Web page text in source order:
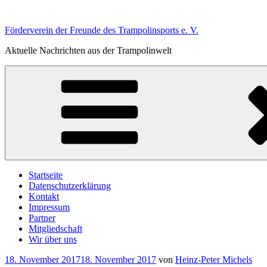
springen
Förderverein der Freunde des Trampolinsports e. V.
Aktuelle Nachrichten aus der Trampolinwelt
Startseite
Datenschutzerklärung
Kontakt
Impressum
Partner
Mitgliedschaft
Wir über uns
Veröffentlicht
18. November 201718. November 2017 von Heinz-Peter Michels